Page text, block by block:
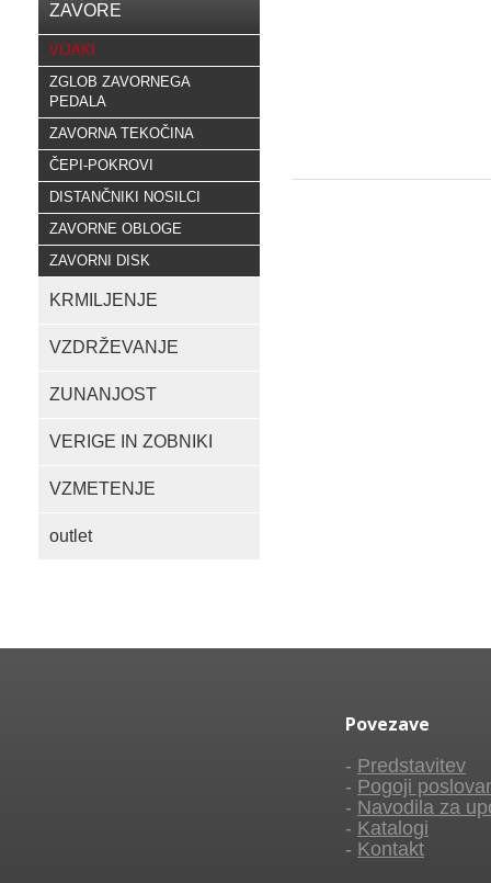
ZAVORE
VIJAKI
ZGLOB ZAVORNEGA
PEDALA
ZAVORNA TEKOČINA
ČEPI-POKROVI
DISTANČNIKI NOSILCI
ZAVORNE OBLOGE
ZAVORNI DISK
KRMILJENJE
VZDRŽEVANJE
ZUNANJOST
VERIGE IN ZOBNIKI
VZMETENJE
outlet
Povezave
- Predstavitev
- Pogoji
- Navodila za
- Katalogi
- Kontakt